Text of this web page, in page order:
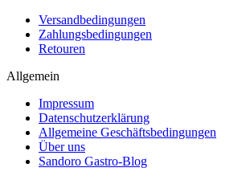
Versandbedingungen
Zahlungsbedingungen
Retouren
Allgemein
Impressum
Datenschutzerklärung
Allgemeine Geschäftsbedingungen
Über uns
Sandoro Gastro-Blog